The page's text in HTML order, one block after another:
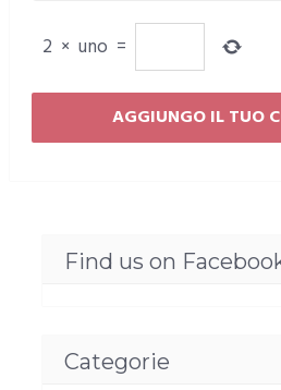
2 × uno =
Find us on
Categorie